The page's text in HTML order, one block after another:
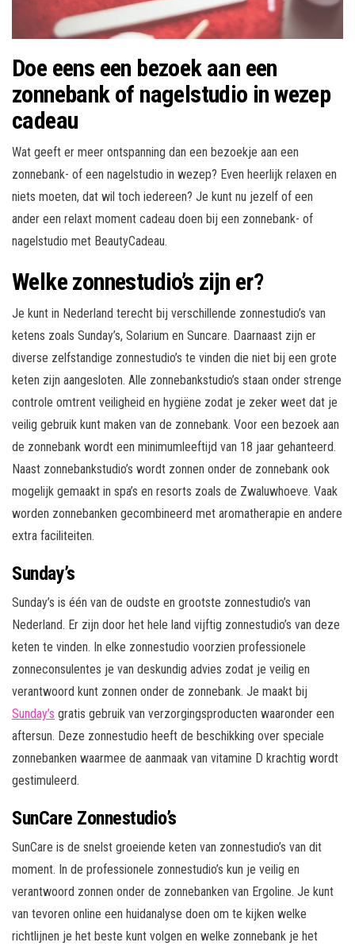
Doe eens een bezoek aan een
zonnebank of nagelstudio in wezep
cadeau
Wat geeft er meer ontspanning dan een bezoekje aan een
zonnebank- of een nagelstudio in wezep? Even heerlijk relaxen en
niets moeten, dat wil toch iedereen? Je kunt nu jezelf of een
ander een relaxt moment cadeau doen bij een zonnebank- of
nagelstudio met BeautyCadeau.
Welke zonnestudio’s zijn er?
Je kunt in Nederland terecht bij verschillende zonnestudio’s van
ketens zoals Sunday’s, Solarium en Suncare. Daarnaast zijn er
diverse zelfstandige zonnestudio’s te vinden die niet bij een grote
keten zijn aangesloten. Alle zonnebankstudio’s staan onder strenge
controle omtrent veiligheid en hygiëne zodat je zeker weet dat je
veilig gebruik kunt maken van de zonnebank. Voor een bezoek aan
de zonnebank wordt een minimumleeftijd van 18 jaar gehanteerd.
Naast zonnebankstudio’s wordt zonnen onder de zonnebank ook
mogelijk gemaakt in spa’s en resorts zoals de Zwaluwhoeve. Vaak
worden zonnebanken gecombineerd met aromatherapie en andere
extra faciliteiten.
Sunday’s
Sunday’s is één van de oudste en grootste zonnestudio’s van
Nederland. Er zijn door het hele land vijftig zonnestudio’s van deze
keten te vinden. In elke zonnestudio voorzien professionele
zonneconsulentes je van deskundig advies zodat je veilig en
verantwoord kunt zonnen onder de zonnebank. Je maakt bij
Sunday’s gratis gebruik van verzorgingsproducten waaronder een
aftersun. Deze zonnestudio heeft de beschikking over speciale
zonnebanken waarmee de aanmaak van vitamine D krachtig wordt
gestimuleerd.
SunCare Zonnestudio’s
SunCare is de snelst groeiende keten van zonnestudio’s van dit
moment. In de professionele zonnestudio’s kun je veilig en
verantwoord zonnen onder de zonnebanken van Ergoline. Je kunt
van tevoren online een huidanalyse doen om te kijken welke
richtlijnen je het beste kunt volgen en welke zonnebank je het